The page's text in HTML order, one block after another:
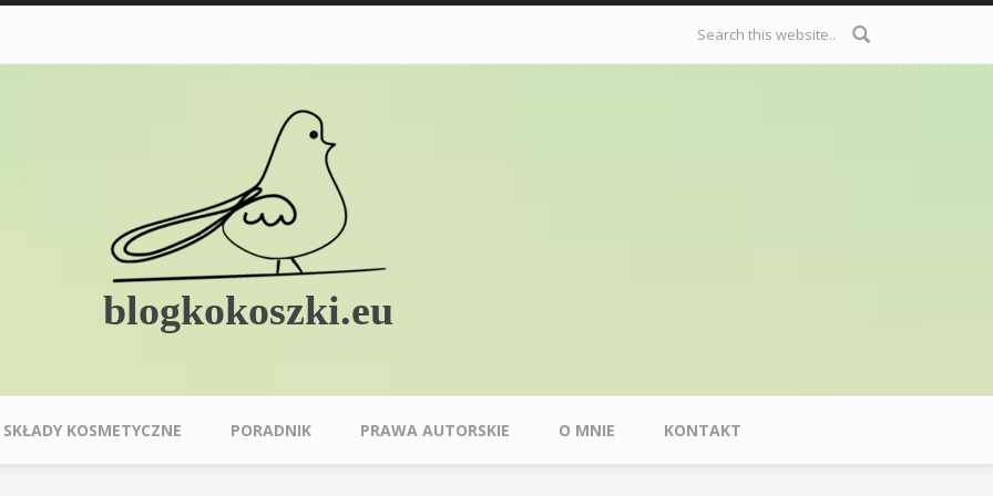
Formularz
wyszukiwania
blogkokoszki.eu
SKŁADY KOSMETYCZNE PORADNIK PRAWA AUTORSKIE O MNIE KONTAKT